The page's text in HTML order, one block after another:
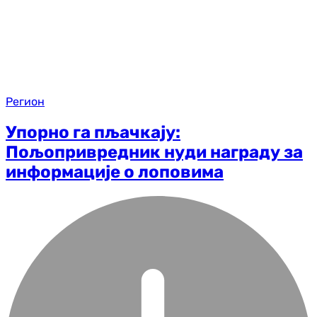
Регион
Упорно га пљачкају:
Пољопривредник нуди награду за
информације о лоповима